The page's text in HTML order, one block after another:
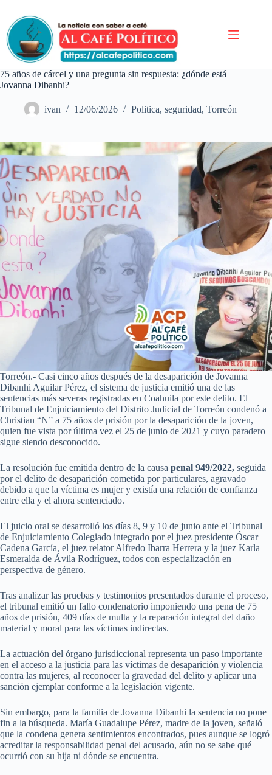
contenido
75 años de cárcel y una pregunta sin respuesta: ¿dónde está
Jovanna Dibanhi?
ivan 12/06/2026 Politica, seguridad, Torreón
Torreón.- Casi cinco años después de la desaparición de Jovanna
Dibanhi Aguilar Pérez, el sistema de justicia emitió una de las
sentencias más severas registradas en Coahuila por este delito. El
Tribunal de Enjuiciamiento del Distrito Judicial de Torreón condenó a
Christian “N” a 75 años de prisión por la desaparición de la joven,
quien fue vista por última vez el 25 de junio de 2021 y cuyo paradero
sigue siendo desconocido.
La resolución fue emitida dentro de la causa penal 949/2022, seguida
por el delito de desaparición cometida por particulares, agravado
debido a que la víctima es mujer y existía una relación de confianza
entre ella y el ahora sentenciado.
El juicio oral se desarrolló los días 8, 9 y 10 de junio ante el Tribunal
de Enjuiciamiento Colegiado integrado por el juez presidente Óscar
Cadena García, el juez relator Alfredo Ibarra Herrera y la juez Karla
Esmeralda de Ávila Rodríguez, todos con especialización en
perspectiva de género.
Tras analizar las pruebas y testimonios presentados durante el proceso,
el tribunal emitió un fallo condenatorio imponiendo una pena de 75
años de prisión, 409 días de multa y la reparación integral del daño
material y moral para las víctimas indirectas.
La actuación del órgano jurisdiccional representa un paso importante
en el acceso a la justicia para las víctimas de desaparición y violencia
contra las mujeres, al reconocer la gravedad del delito y aplicar una
sanción ejemplar conforme a la legislación vigente.
Sin embargo, para la familia de Jovanna Dibanhi la sentencia no pone
fin a la búsqueda. María Guadalupe Pérez, madre de la joven, señaló
que la condena genera sentimientos encontrados, pues aunque se logró
acreditar la responsabilidad penal del acusado, aún no se sabe qué
ocurrió con su hija ni dónde se encuentra.